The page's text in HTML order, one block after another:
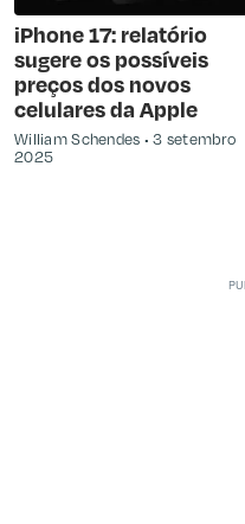
iPhone 17: relatório
sugere os possíveis
preços dos novos
celulares da Apple
William Schendes
3 setembro
2025